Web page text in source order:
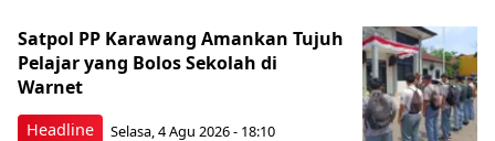
Headline
Satpol PP Karawang Amankan Tujuh
Pelajar yang Bolos Sekolah di
Warnet
Selasa, 4 Agu 2026 - 18:10